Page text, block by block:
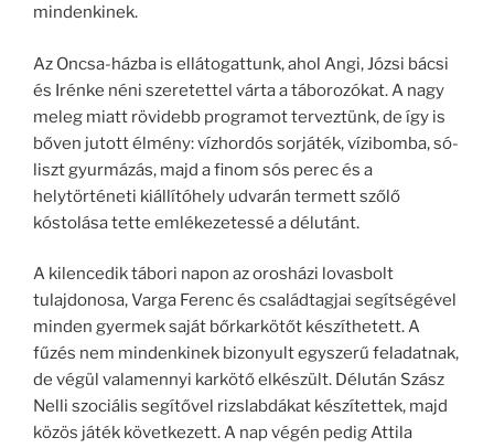
mindenkinek.
Az Oncsa-házba is ellátogattunk, ahol Angi, Józsi bácsi
és Irénke néni szeretettel várta a táborozókat. A nagy
meleg miatt rövidebb programot terveztünk, de így is
bőven jutott élmény: vízhordós sorjáték, vízibomba, só-
liszt gyurmázás, majd a finom sós perec és a
helytörténeti kiállítóhely udvarán termett szőlő
kóstolása tette emlékezetessé a délutánt.
A kilencedik tábori napon az orosházi lovasbolt
tulajdonosa, Varga Ferenc és családtagjai segítségével
minden gyermek saját bőrkarkötőt készíthetett. A
fűzés nem mindenkinek bizonyult egyszerű feladatnak,
de végül valamennyi karkötő elkészült. Délután Szász
Nelli szociális segítővel rizslabdákat készítettek, majd
közös játék következett. A nap végén pedig Attila